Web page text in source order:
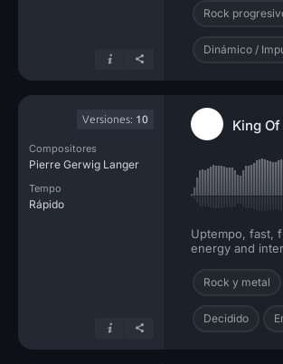
Rock
Dinámico /
Versiones: 10
Compositores
Pierre Gerwig Langer
Tempo
Rápido
King
Uptempo, fast,
energy and
Rock y metal
Decidido